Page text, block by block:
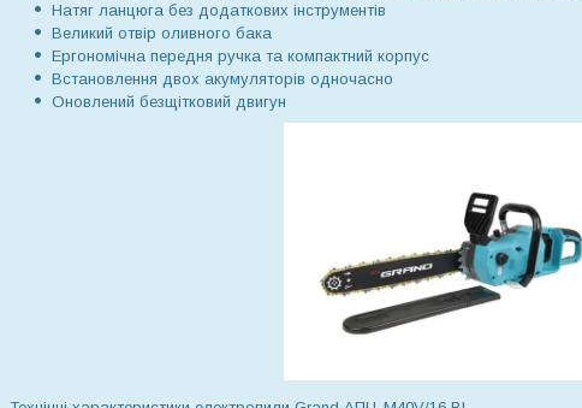
Натяг ланцюга без додаткових інструментів
Великий отвір оливного бака
Ергономічна передня ручка та компактний корпус
Встановлення двох акумуляторів одночасно
Оновлений безщітковий двигун